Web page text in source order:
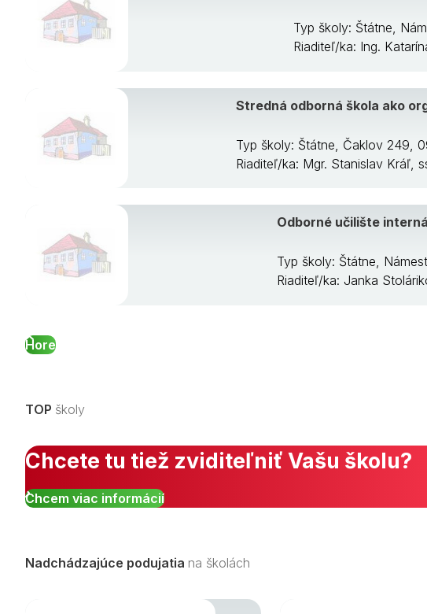
Typ školy: Štátne,
Riaditeľ/ka: Ing.
Stredná odborná škola ako
Typ školy: Štátne, Čaklov 249,
Riaditeľ/ka: Mgr. Stanislav Kráľ,
Odborné učilište
Typ školy: Štátne,
Riaditeľ/ka: Janka
Hore
TOP školy
Chcete tu tiež zviditeľniť Vašu školu?
Chcem viac informácií
Nadchádzajúce podujatia na školách